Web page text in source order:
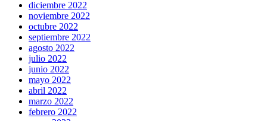
diciembre 2022
noviembre 2022
octubre 2022
septiembre 2022
agosto 2022
julio 2022
junio 2022
mayo 2022
abril 2022
marzo 2022
febrero 2022